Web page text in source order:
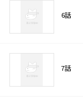
6話
7話